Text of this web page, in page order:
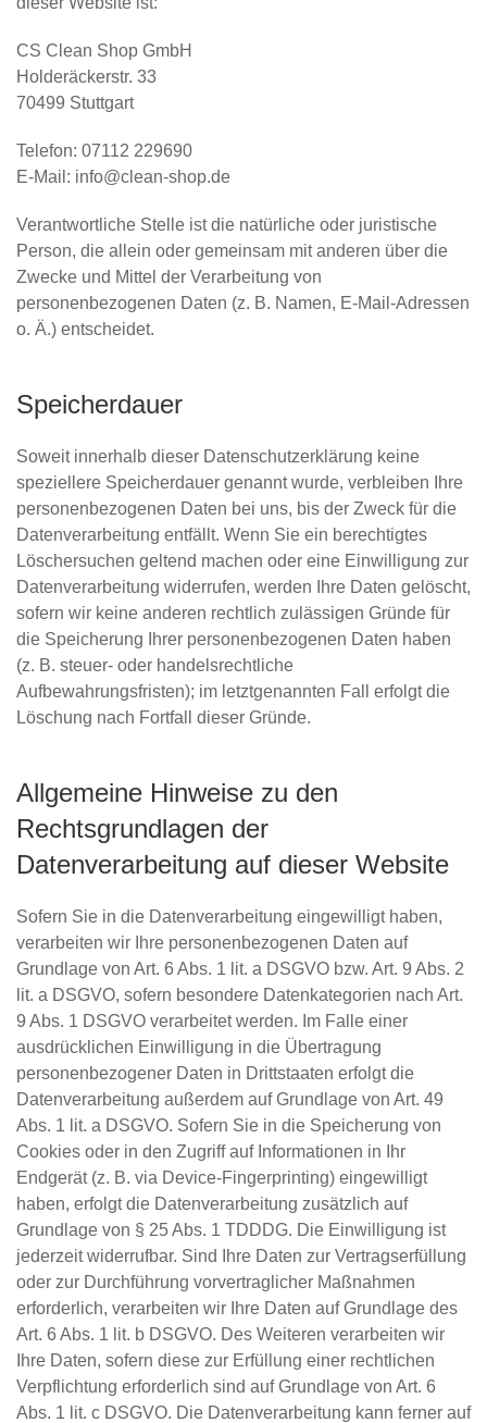
CS Clean Shop GmbH
Holderäckerstr. 33
70499 Stuttgart
Telefon: 07112 229690
E-Mail: info@clean-shop.de
Verantwortliche Stelle ist die natürliche oder juristische
Person, die allein oder gemeinsam mit anderen über die
Zwecke und Mittel der Verarbeitung von
personenbezogenen Daten (z. B. Namen, E-Mail-Adressen
o. Ä.) entscheidet.
Speicherdauer
Soweit innerhalb dieser Datenschutzerklärung keine
speziellere Speicherdauer genannt wurde, verbleiben Ihre
personenbezogenen Daten bei uns, bis der Zweck für die
Datenverarbeitung entfällt. Wenn Sie ein berechtigtes
Löschersuchen geltend machen oder eine Einwilligung zur
Datenverarbeitung widerrufen, werden Ihre Daten gelöscht,
sofern wir keine anderen rechtlich zulässigen Gründe für
die Speicherung Ihrer personenbezogenen Daten haben
(z. B. steuer- oder handelsrechtliche
Aufbewahrungsfristen); im letztgenannten Fall erfolgt die
Löschung nach Fortfall dieser Gründe.
Allgemeine Hinweise zu den
Rechtsgrundlagen der
Datenverarbeitung auf dieser Website
Sofern Sie in die Datenverarbeitung eingewilligt haben,
verarbeiten wir Ihre personenbezogenen Daten auf
Grundlage von Art. 6 Abs. 1 lit. a DSGVO bzw. Art. 9 Abs. 2
lit. a DSGVO, sofern besondere Datenkategorien nach Art.
9 Abs. 1 DSGVO verarbeitet werden. Im Falle einer
ausdrücklichen Einwilligung in die Übertragung
personenbezogener Daten in Drittstaaten erfolgt die
Datenverarbeitung außerdem auf Grundlage von Art. 49
Abs. 1 lit. a DSGVO. Sofern Sie in die Speicherung von
Cookies oder in den Zugriff auf Informationen in Ihr
Endgerät (z. B. via Device-Fingerprinting) eingewilligt
haben, erfolgt die Datenverarbeitung zusätzlich auf
Grundlage von § 25 Abs. 1 TDDDG. Die Einwilligung ist
jederzeit widerrufbar. Sind Ihre Daten zur Vertragserfüllung
oder zur Durchführung vorvertraglicher Maßnahmen
erforderlich, verarbeiten wir Ihre Daten auf Grundlage des
Art. 6 Abs. 1 lit. b DSGVO. Des Weiteren verarbeiten wir
Ihre Daten, sofern diese zur Erfüllung einer rechtlichen
Verpflichtung erforderlich sind auf Grundlage von Art. 6
Abs. 1 lit. c DSGVO. Die Datenverarbeitung kann ferner auf